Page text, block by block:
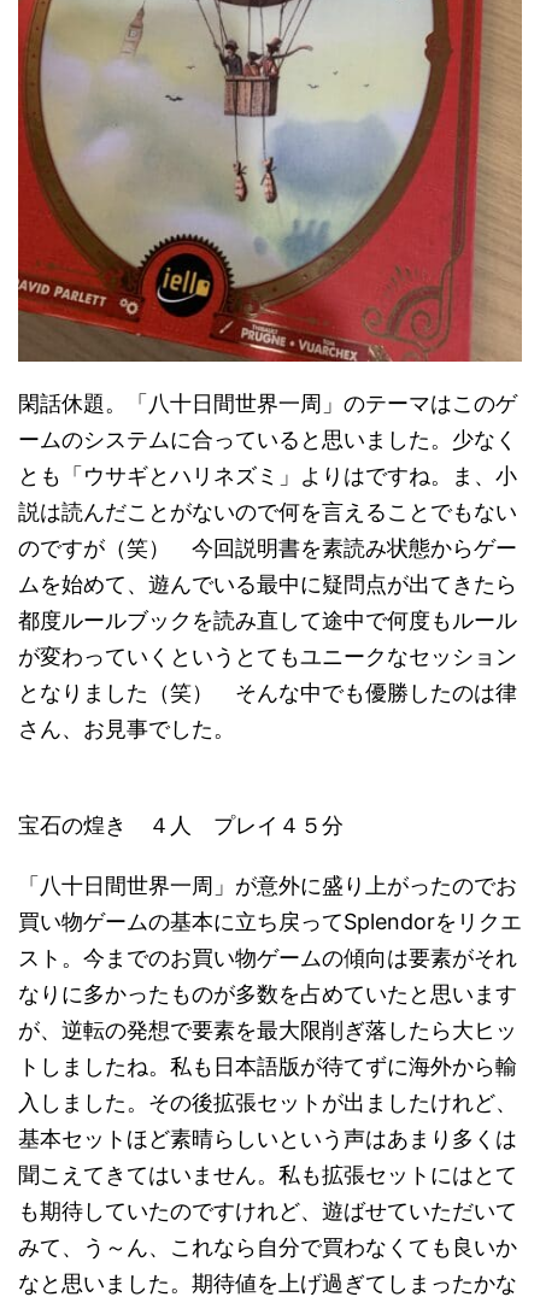
閑話休題。「八十日間世界一周」のテーマはこのゲ
ームのシステムに合っていると思いました。少なく
とも「ウサギとハリネズミ」よりはですね。ま、小
説は読んだことがないので何を言えることでもない
のですが（笑） 今回説明書を素読み状態からゲー
ムを始めて、遊んでいる最中に疑問点が出てきたら
都度ルールブックを読み直して途中で何度もルール
が変わっていくというとてもユニークなセッション
となりました（笑） そんな中でも優勝したのは律
さん、お見事でした。
宝石の煌き ４人 プレイ４５分
「八十日間世界一周」が意外に盛り上がったのでお
買い物ゲームの基本に立ち戻ってSplendorをリクエ
スト。今までのお買い物ゲームの傾向は要素がそれ
なりに多かったものが多数を占めていたと思います
が、逆転の発想で要素を最大限削ぎ落したら大ヒッ
トしましたね。私も日本語版が待てずに海外から輸
入しました。その後拡張セットが出ましたけれど、
基本セットほど素晴らしいという声はあまり多くは
聞こえてきてはいません。私も拡張セットにはとて
も期待していたのですけれど、遊ばせていただいて
みて、う～ん、これなら自分で買わなくても良いか
なと思いました。期待値を上げ過ぎてしまったかな